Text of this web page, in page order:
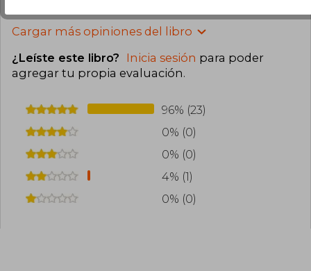
Cargar más opiniones del libro
¿Leíste este libro? Inicia sesión para poder
agregar tu propia evaluación.
96% (23)
0% (0)
0% (0)
4% (1)
0% (0)